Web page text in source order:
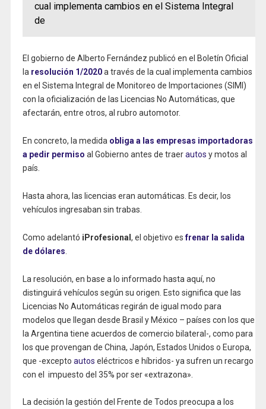
cual implementa cambios en el Sistema Integral
de
El gobierno de Alberto Fernández publicó en el Boletín Oficial
la resolución 1/2020a través de la cual implementa cambios
en el Sistema Integral de Monitoreo de Importaciones (SIMI)
con la oficialización de las Licencias No Automáticas, que
afectarán, entre otros, al rubro automotor.
En concreto, la medida obliga a las empresas importadoras
a pedir permiso al Gobierno antes de traerautos y motos al
país.
Hasta ahora, las licencias eran automáticas. Es decir, los
vehículos ingresaban sin trabas.
Como adelantó iProfesional , el objetivo esfrenar la salida
de dólares
La resolución, en base a lo informado hasta aquí, no
distinguirá vehículos según su origen. Esto significa que las
Licencias No Automáticas regirán de igual modo para
modelos que llegan desde Brasil y México – países con los que
la Argentina tiene acuerdos de comercio bilateral-, como para
los que provengan de China, Japón, Estados Unidos o Europa,
que -excepto autos eléctricos e híbridos- ya sufren un recargo
con el impuesto del 35% por ser «extrazona».
La decisión la gestión del Frente de Todos preocupa a los